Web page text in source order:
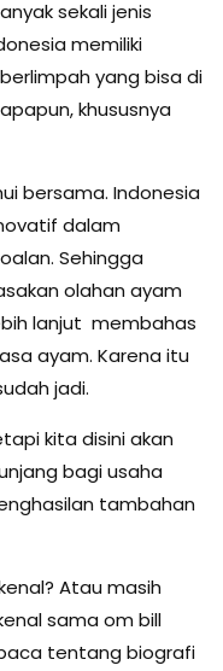
sekali jenis
memiliki
yang bisa di
khususnya
bersama. Indonesia
dalam
Sehingga
olahan ayam
lanjut membahas
ayam. Karena itu
jadi.
kita disini akan
bagi usaha
tambahan
Atau masih
sama om bill
tentang biografi